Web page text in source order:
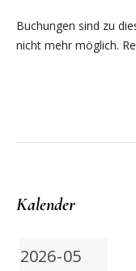
Buchungen sind zu
nicht mehr möglich.
Kalender